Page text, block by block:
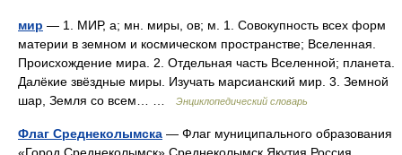
мир — 1. МИР, а; мн. миры, ов; м. 1. Совокупность всех форм
материи в земном и космическом пространстве; Вселенная.
Происхождение мира. 2. Отдельная часть Вселенной; планета.
Далёкие звёздные миры. Изучать марсианский мир. 3. Земной
шар, Земля со всем… …
Энциклопедический словарь
Флаг Среднеколымска — Флаг муниципального образования